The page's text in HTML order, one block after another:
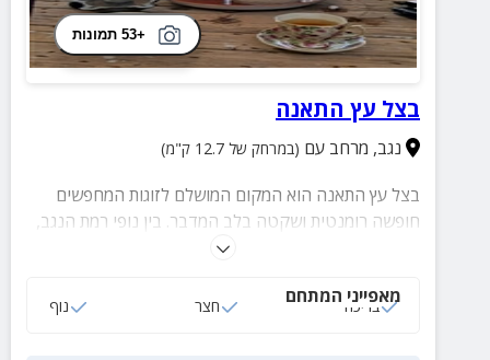
+53 תמונות
בצל עץ התאנה
נגב, מרחב עם (במרחק של 12.7 ק"מ)
בצל עץ התאנה הוא המקום המושלם לזוגות המחפשים
חופשה רומנטית ושקטה בלב המדבר. בין נופי רמת הנגב,
שמיים זרועי כוכבים ושקיעות מרהיבות, מחכה לכם סוויטה
לרגעים של יחד. זה הזמן לעצור, להתנתק מהשגרה
מאפייני המתחם
בריכה חצר נוף